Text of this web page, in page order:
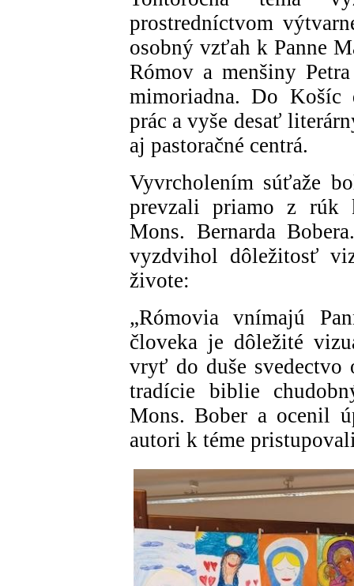
prostredníctvom
osobný vzťah k Panne
Rómov a menšiny
mimoriadna. Do
prác a vyše desať
aj pastoračné centrá.
Vyvrcholením súťaže
prevzali priamo z rúk
Mons. Bernarda
vyzdvihol dôležitosť
živote:
„Rómovia vnímajú
človeka je dôležité
vryť do duše svedectvo
tradície biblie
Mons. Bober a ocenil
autori k téme